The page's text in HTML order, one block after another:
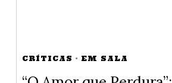
CRÍTICAS · EM SALA